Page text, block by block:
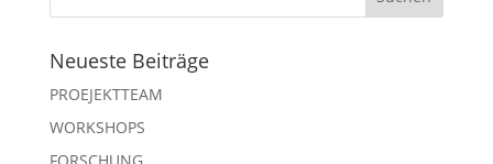
Neueste Beiträge
PROEJEKTTEAM
WORKSHOPS